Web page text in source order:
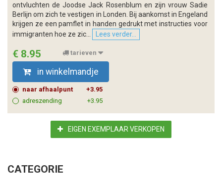
ontvluchten de Joodse Jack Rosenblum en zijn vrouw Sadie
Berlijn om zich te vestigen in Londen. Bij aankomst in Engeland
krijgen ze een pamflet in handen gedrukt met instructies voor
immigranten hoe ze zic...
Lees verder...
€ 8.95 tarieven
in winkelmandje
naar afhaalpunt
+3.95
adreszending
+3.95
EIGEN EXEMPLAAR VERKOPEN
CATEGORIE